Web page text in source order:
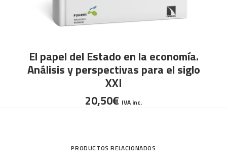
AÑADIR AL CARRITO
El papel del Estado en la economía.
Análisis y perspectivas para el siglo
XXI
20,50€ IVA inc.
PRODUCTOS RELACIONADOS